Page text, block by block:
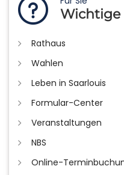
Rathaus
Wahlen
Leben in Saarlouis
Formular-Center
Veranstaltungen
NBS
Online-